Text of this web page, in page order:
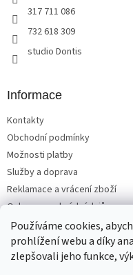
Používáme cookies,
prohlížení webu a díky
zlepšovali jeho funkce,
317 711 086
732 618 309
studio Dontis
Informace
Kontakty
Obchodní podmínky
Možnosti platby
Služby a doprava
Reklamace a vrácení zboží
Ochrana osobních údajů